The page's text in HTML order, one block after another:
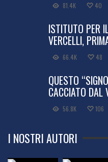
81.4K 40
ISTITUTO PER
VERCELLI,
66.4K 48
QUESTO
CACCIATO DAL
56.8K 106
I NOSTRI AUTORI